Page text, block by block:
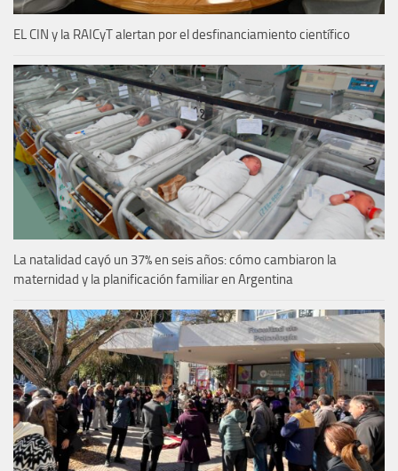
EL CIN y la RAICyT alertan por el desfinanciamiento científico
La natalidad cayó un 37% en seis años: cómo cambiaron la
maternidad y la planificación familiar en Argentina